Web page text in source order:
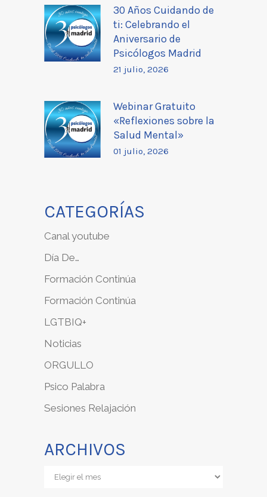
30 Años Cuidando de
ti: Celebrando el
Aniversario de
Psicólogos Madrid
21 julio, 2026
Webinar Gratuito
«Reflexiones sobre la
Salud Mental»
01 julio, 2026
CATEGORÍAS
Canal youtube
Día De…
Formación Continúa
Formación Continúa
LGTBIQ+
Noticias
ORGULLO
Psico Palabra
Sesiones Relajación
ARCHIVOS
Archivos